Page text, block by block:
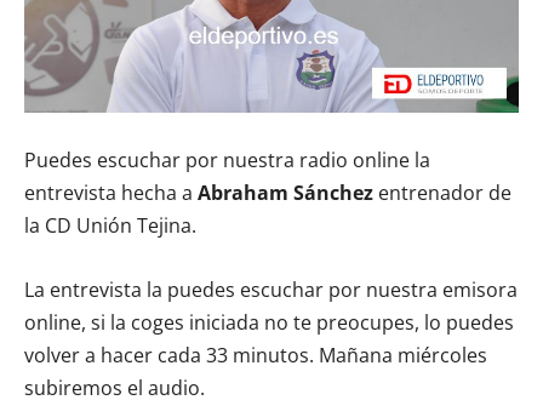
Puedes escuchar por nuestra radio online la
entrevista hecha a Abraham Sánchez entrenador de
la CD Unión Tejina.
La entrevista la puedes escuchar por nuestra emisora
online, si la coges iniciada no te preocupes, lo puedes
volver a hacer cada 33 minutos. Mañana miércoles
subiremos el audio.